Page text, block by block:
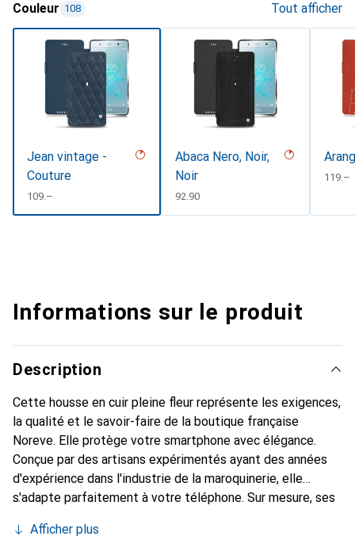
Couleur 108 Tout afficher
Jean vintage -
Couture
CHF
109.–
Abaca Nero, Noir,
Noir
CHF
92.90
CHF
119.–
Informations sur le produit
Description
Cette housse en cuir pleine fleur représente les exigences,
la qualité et le savoir-faire de la boutique française
Noreve. Elle protège votre smartphone avec élégance.
Conçue par des artisans expérimentés ayant des années
d'expérience dans l'industrie de la maroquinerie, elle
s'adapte parfaitement à votre téléphone. Sur mesure, ses
peau. Elle devient l'accessoire chic et indispensable pour
Afficher plus